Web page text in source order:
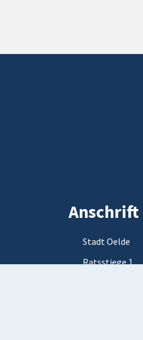
Anschrift
Stadt Oelde
Ratsstiege 1